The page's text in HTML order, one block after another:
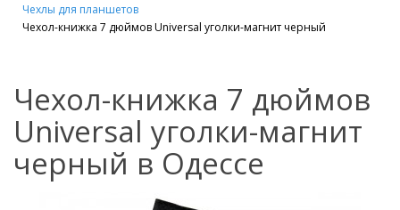
Чехлы для планшетов
Чехол-книжка 7 дюймов Universal уголки-магнит черный
Чехол-книжка 7 дюймов
Universal уголки-магнит
черный в Одессе